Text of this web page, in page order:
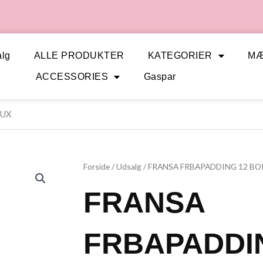
ALLE PRODUKTER KATEGORIER
ACCESSORIES Gaspar
Forside/Udsalg/ FRANSA FRBAPADDING 12
FRANSA